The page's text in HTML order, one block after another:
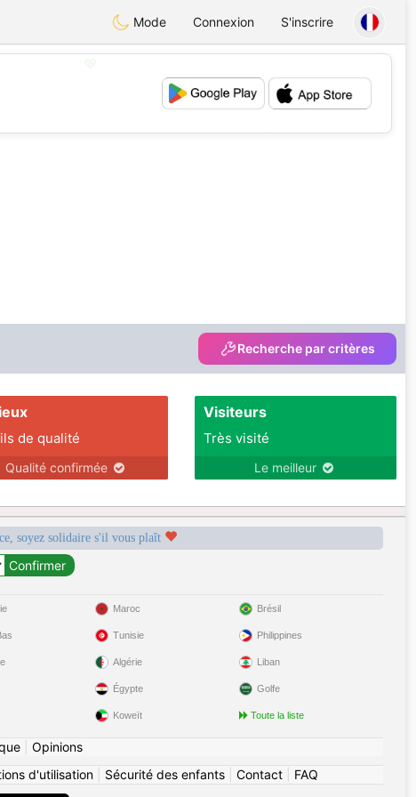
Mode Connexion S'inscrire
💕
Recherche par critères
de qualité
Qualité confirmée
Visiteurs
Très visité
Le meilleur
soyez solidaire s'il vous plaît
Maroc
Tunisie
Algérie
Égypte
Koweït
Brésil
Philippines
Liban
Golfe
Toute la liste
| Opinions
d'utilisation| Sécurité des enfants| Contact| FAQ